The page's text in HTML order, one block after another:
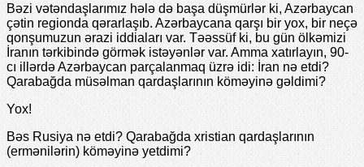
Bəzi vətəndaşlarımız hələ də başa düşmürlər ki, Azərbaycan
çətin regionda qərarlaşıb. Azərbaycana qarşı bir yox, bir neçə
qonşumuzun ərazi iddiaları var. Təəssüf ki, bu gün ölkəmizi
İranın tərkibində görmək istəyənlər var. Amma xatırlayın, 90-
cı illərdə Azərbaycan parçalanmaq üzrə idi: İran nə etdi?
Qarabağda müsəlman qardaşlarının köməyinə gəldimi?
Yox!
Bəs Rusiya nə etdi? Qarabağda xristian qardaşlarının
(ermənilərin) köməyinə yetdimi?